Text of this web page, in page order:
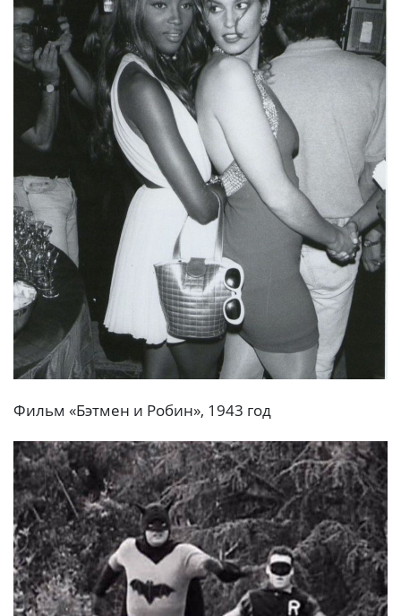
Фильм «Бэтмен и Робин», 1943 год